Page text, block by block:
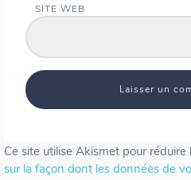
SITE WEB
Ce site utilise Akismet pour réduire
sur la façon dont les données de